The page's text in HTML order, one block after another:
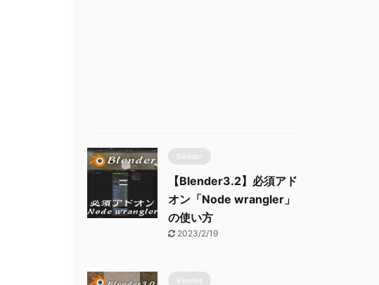
Blender
【Blender3.2】必須アド
オン「Node wrangler」
の使い方
2023/2/19
Blender